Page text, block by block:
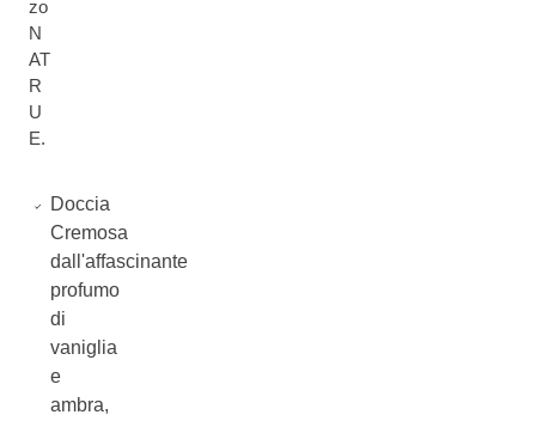
zo
N
AT
R
U
E.
Doccia
Cremosa
dall'affascinante
profumo
di
vaniglia
e
ambra,